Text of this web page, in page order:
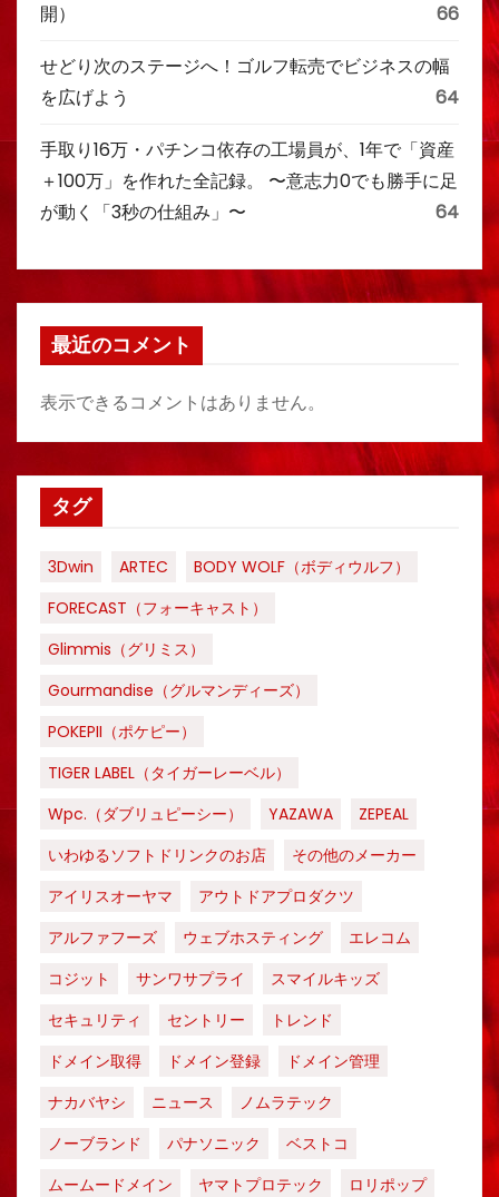
開）
66
せどり次のステージへ！ゴルフ転売でビジネスの幅
を広げよう
64
手取り16万・パチンコ依存の工場員が、1年で「資産
＋100万」を作れた全記録。 〜意志力0でも勝手に足
が動く「3秒の仕組み」〜
64
最近のコメント
表示できるコメントはありません。
タグ
3Dwin ARTEC
BODY WOLF（ボディウルフ）
FORECAST（フォーキャスト）
Glimmis（グリミス）
Gourmandise（グルマンディーズ）
POKEPII（ポケピー）
TIGER LABEL（タイガーレーベル）
Wpc.（ダブリュピーシー）
YAZAWA
ZEPEAL
いわゆるソフトドリンクのお店
その他のメーカー
アイリスオーヤマ
アウトドアプロダクツ
アルファフーズ
ウェブホスティング
エレコム
コジット
サンワサプライ
スマイルキッズ
セキュリティ
セントリー
トレンド
ドメイン取得
ドメイン登録
ドメイン管理
ナカバヤシ
ニュース
ノムラテック
ノーブランド
パナソニック
ベストコ
ムームードメイン
ヤマトプロテック
ロリポップ